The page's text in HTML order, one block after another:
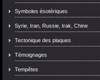
Symboles ésotériques
Syrie, Iran, Russie, Irak, Chine
Tectonique des plaques
Témoignages
Tempêtes